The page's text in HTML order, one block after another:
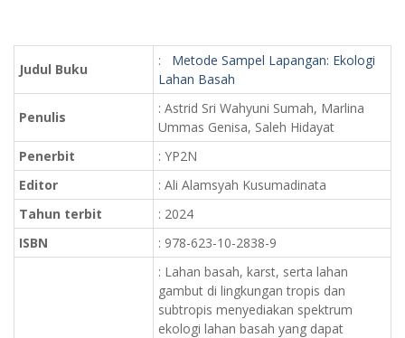
Judul Buku
:
Metode Sampel Lapangan: Ekologi
Lahan Basah
Penulis
: Astrid Sri Wahyuni Sumah, Marlina
Ummas Genisa, Saleh Hidayat
Penerbit
: YP2N
Editor
: Ali Alamsyah Kusumadinata
Tahun terbit
: 2024
ISBN
: 978-623-10-2838-9
: Lahan basah, karst, serta lahan
gambut di lingkungan tropis dan
subtropis menyediakan spektrum
ekologi lahan basah yang dapat